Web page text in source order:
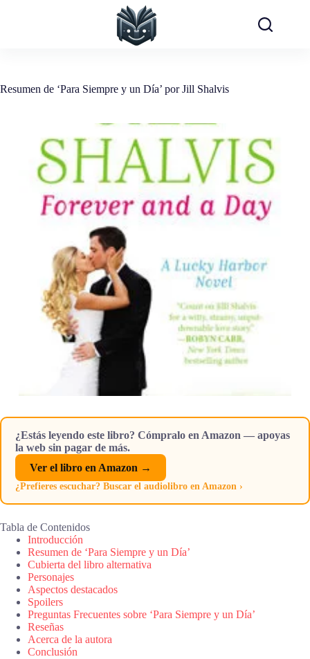
Resumen de ‘Para Siempre y un Día’ por Jill Shalvis
¿Estás leyendo este libro? Cómpralo en Amazon — apoyas
la web sin pagar de más.
Ver el libro en Amazon →
¿Prefieres escuchar? Buscar el audiolibro en Amazon ›
Tabla de Contenidos
Introducción
Resumen de ‘Para Siempre y un Día’
Cubierta del libro alternativa
Personajes
Aspectos destacados
Spoilers
Preguntas Frecuentes sobre ‘Para Siempre y un Día’
Reseñas
Acerca de la autora
Conclusión